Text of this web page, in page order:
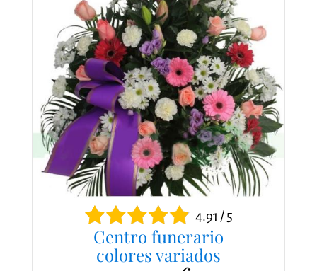
4.91 / 5
Centro funerario
colores variados